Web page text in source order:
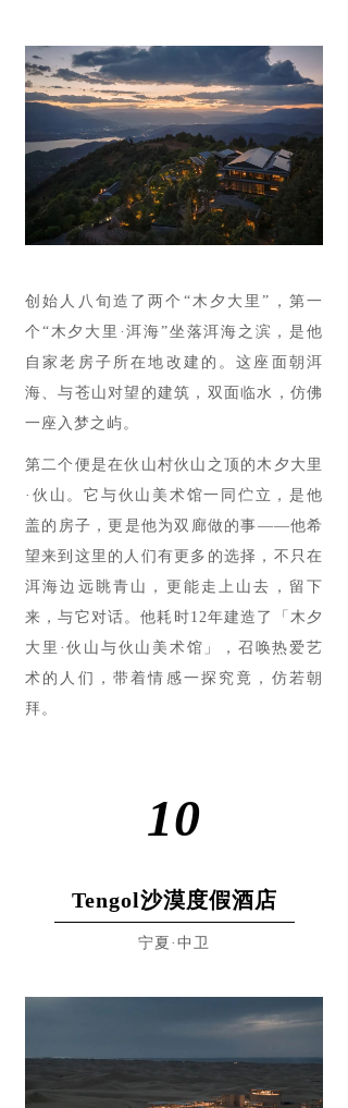
创始人八旬造了两个“木夕大里”，第一
个“木夕大里·洱海”坐落洱海之滨，是他
自家老房子所在地改建的。这座面朝洱
海、与苍山对望的建筑，双面临水，仿佛
一座入梦之屿。
第二个便是在伙山村伙山之顶的木夕大里
·伙山。它与伙山美术馆一同伫立，是他
盖的房子，更是他为双廊做的事——他希
望来到这里的人们有更多的选择，不只在
洱海边远眺青山，更能走上山去，留下
来，与它对话。他耗时12年建造了「木夕
大里·伙山与伙山美术馆」，召唤热爱艺
术的人们，带着情感一探究竟，仿若朝
拜。
10
Tengol沙漠度假酒店
宁夏·中卫